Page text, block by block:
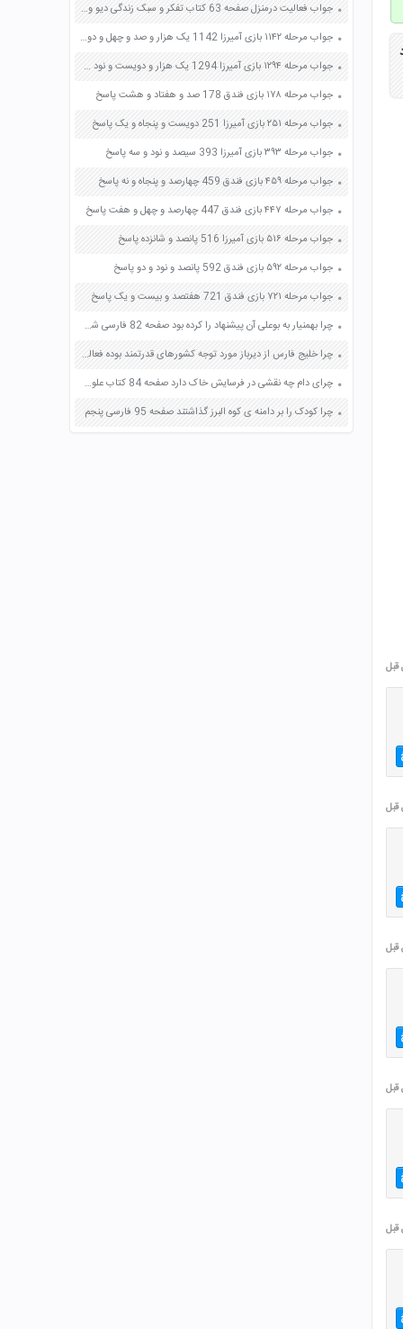
جواب فعالیت درمنزل صفحه 63 کتاب تفکر و سبک زندگی دیو و کیک هشتم
جواب مرحله ۱۱۴۲ بازی آمیرزا 1142 یک هزار و صد و چهل و دو پاسخ
جواب مرحله ۱۲۹۴ بازی آمیرزا 1294 یک هزار و دویست و نود و چهار پاسخ
جواب مرحله ۱۷۸ بازی فندق 178 صد و هفتاد و هشت پاسخ
جواب مرحله ۲۵۱ بازی آمیرزا 251 دویست و پنجاه و یک پاسخ
جواب مرحله ۳۹۳ بازی آمیرزا 393 سیصد و نود و سه پاسخ
جواب مرحله ۴۵۹ بازی فندق 459 چهارصد و پنجاه و نه پاسخ
جواب مرحله ۴۴۷ بازی فندق 447 چهارصد و چهل و هفت پاسخ
جواب مرحله ۵۱۶ بازی آمیرزا 516 پانصد و شانزده پاسخ
جواب مرحله ۵۹۲ بازی فندق 592 پانصد و نود و دو پاسخ
جواب مرحله ۷۲۱ بازی فندق 721 هفتصد و بیست و یک پاسخ
چرا بهمنیار به بوعلی آن پیشنهاد را کرده بود صفحه 82 فارسی ششم
چرا خلیج فارس از دیرباز مورد توجه کشورهای قدرتمند بوده فعالیت 2 کتاب اجتماعی صفحه 92 ششم
چرای دام چه نقشی در فرسایش خاک دارد صفحه 84 کتاب علوم تجربی پنجم دبستان
چرا کودک را بر دامنه ی کوه البرز گذاشتند صفحه 95 فارسی پنجم